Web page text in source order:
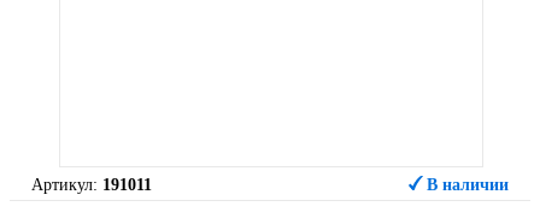
Артикул: 191011 В наличии